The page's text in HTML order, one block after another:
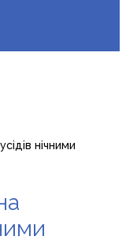
нічними